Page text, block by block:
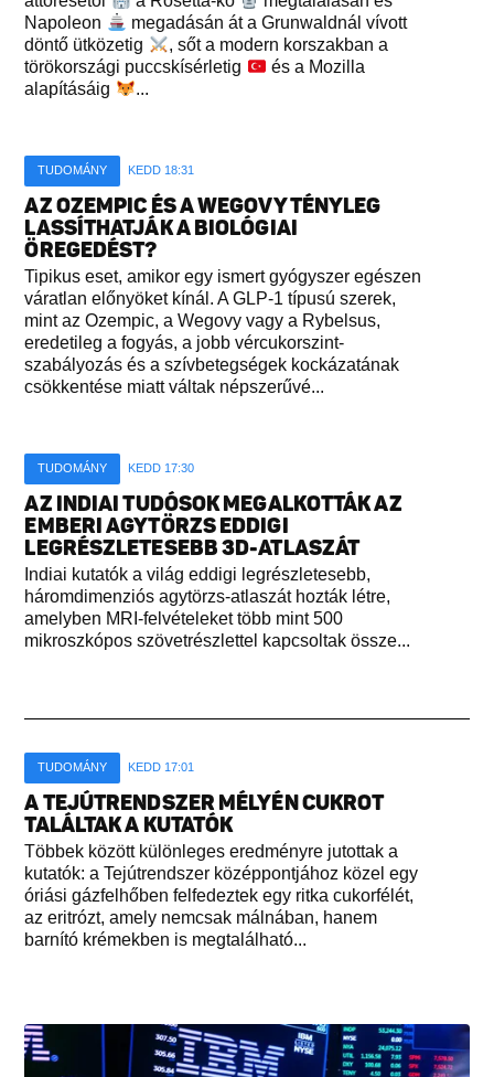
Napoleon
megadásán át a Grunwaldnál vívott
döntő ütközetig
, sőt a modern korszakban a
törökországi puccskísérletig
és a Mozilla
alapításáig
...
TUDOMÁNY KEDD 18:31
AZ OZEMPIC ÉS A WEGOVY TÉNYLEG
LASSÍTHATJÁK A BIOLÓGIAI
ÖREGEDÉST?
Tipikus eset, amikor egy ismert gyógyszer egészen
váratlan előnyöket kínál. A GLP-1 típusú szerek,
mint az Ozempic, a Wegovy vagy a Rybelsus,
eredetileg a fogyás, a jobb vércukorszint-
szabályozás és a szívbetegségek kockázatának
csökkentése miatt váltak népszerűvé...
TUDOMÁNY KEDD 17:30
AZ INDIAI TUDÓSOK MEGALKOTTÁK AZ
EMBERI AGYTÖRZS EDDIGI
LEGRÉSZLETESEBB 3D-ATLASZÁT
Indiai kutatók a világ eddigi legrészletesebb,
háromdimenziós agytörzs-atlaszát hozták létre,
amelyben MRI-felvételeket több mint 500
mikroszkópos szövetrészlettel kapcsoltak össze...
TUDOMÁNY KEDD 17:01
A TEJÚTRENDSZER MÉLYÉN CUKROT
TALÁLTAK A KUTATÓK
Többek között különleges eredményre jutottak a
kutatók: a Tejútrendszer középpontjához közel egy
óriási gázfelhőben felfedeztek egy ritka cukorfélét,
az eritrózt, amely nemcsak málnában, hanem
barnító krémekben is megtalálható...